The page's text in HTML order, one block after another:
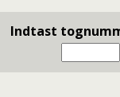
Indtast